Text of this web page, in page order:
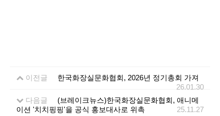
이전글
한국화장실문화협회, 2026년 정기총회 가져
26.01.30
다음글
(브레이크뉴스)한국화장실문화협회, 애니메
이션 '치치핑핑'을 공식 홍보대사로 위촉
25.11.27